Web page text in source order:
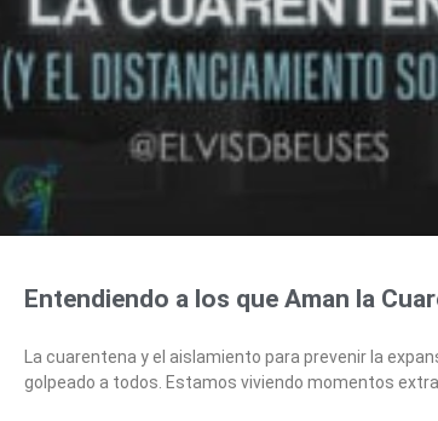
Entendiendo a los que Aman la
La cuarentena y el aislamiento para prevenir la
golpeado a todos. Estamos viviendo momentos